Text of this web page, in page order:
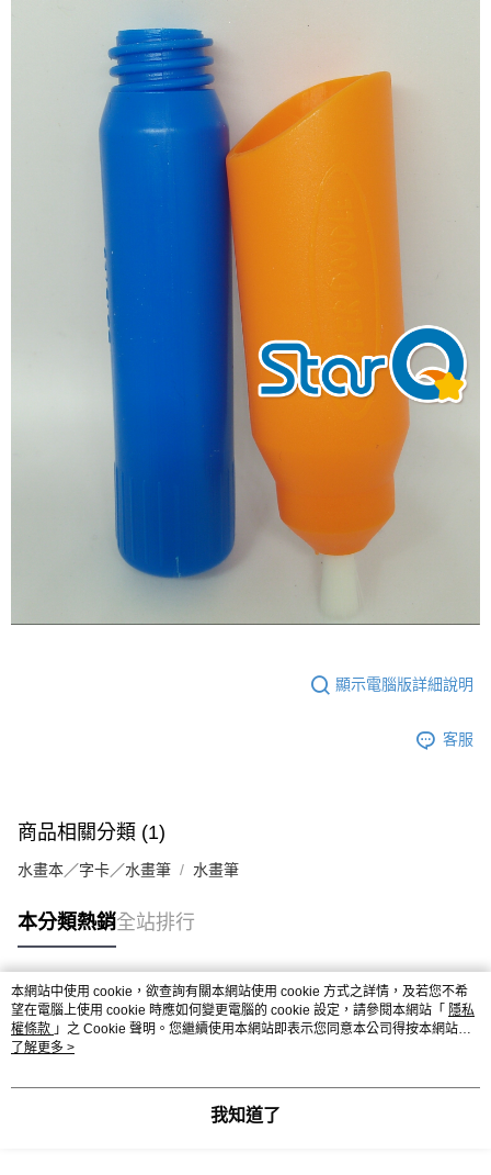
顯示電腦版詳細說明
客服
商品相關分類 (1)
水畫本／字卡／水畫筆 水畫筆
本分類熱銷全站排行
熱門標籤
本網站中使用 cookie，欲查詢有關本網站使用 cookie 方式之詳情，及若您不希
望在電腦上使用 cookie 時應如何變更電腦的 cookie 設定，請參閱本網站「 隱私
權條款 」之 Cookie 聲明。您繼續使用本網站即表示您同意本公司得按本網站使
用條款之 Cookie 聲明使用 cookie。
了解更多 >
我知道了